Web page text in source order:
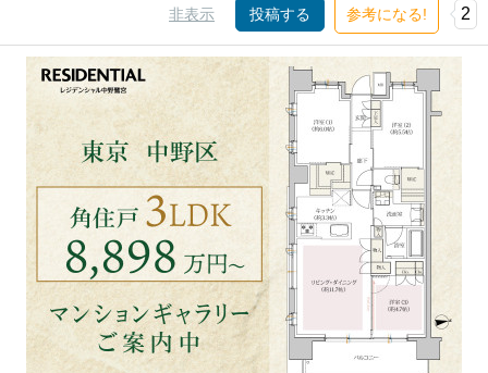
非表示 投稿する 参考になる! 2